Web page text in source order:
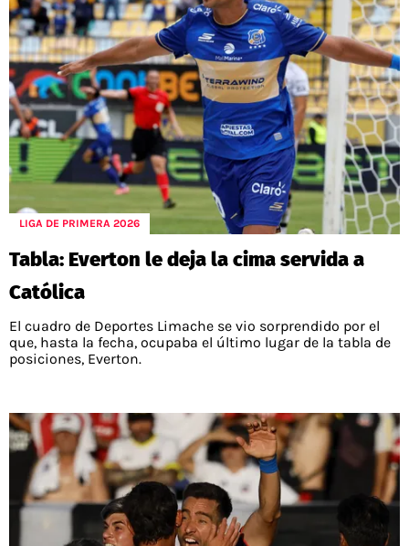
LIGA DE PRIMERA 2026
Tabla: Everton le deja la cima servida a
Católica
El cuadro de Deportes Limache se vio sorprendido por el
que, hasta la fecha, ocupaba el último lugar de la tabla de
posiciones, Everton.